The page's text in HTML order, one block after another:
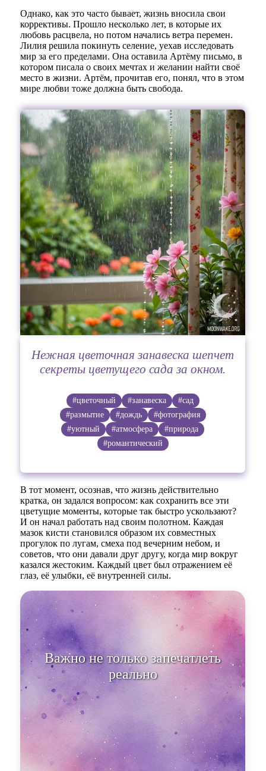
Однако, как это часто бывает, жизнь вносила свои
коррективы. Прошло несколько лет, в которые их
любовь расцвела, но потом начались ветра перемен.
Лилия решила покинуть селение, уехав исследовать
мир за его пределами. Она оставила Артёму письмо, в
котором писала о своих мечтах и желании найти своё
место в жизни. Артём, прочитав его, понял, что в этом
мире любви тоже должна быть свобода.
Нежная цветочная занавеска шепчет
секреты цветущего сада за окном.
#цветочный #занавеска
#сад
#размытие
#дождь
#фотография
#уютный
#атмосфера
#природа
#романтический
В тот момент, осознав, что жизнь действительно
кратка, он задался вопросом: как сохранить все эти
цветущие моменты, которые так быстро ускользают?
И он начал работать над своим полотном. Каждая
мазок кисти становился образом их совместных
прогулок по лугам, смеха под вечерним небом, и
советов, что они давали друг другу, когда мир вокруг
казался жестоким. Каждый цвет был отражением её
глаз, её улыбки, её внутренней силы.
Важно не только запечатлеть
реальность, но и обнять палитру
всех ч